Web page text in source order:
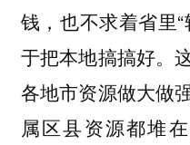
钱，也不求着省里
于把本地搞搞好。
各地市资源做大做
属区县资源都堆